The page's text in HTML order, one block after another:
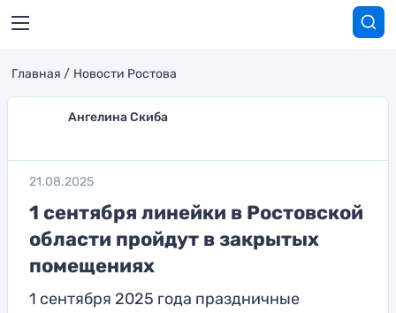
Главная Новости Ростова
Ангелина Скиба
21.08.2025
1 сентября линейки в Ростовской
области пройдут в закрытых
помещениях
1 сентября 2025 года праздничные